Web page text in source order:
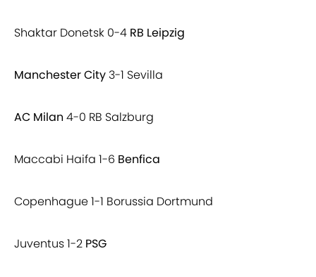
Shaktar Donetsk 0-4 RB Leipzig
Manchester City 3-1 Sevilla
AC Milan 4-0 RB Salzburg
Maccabi Haifa 1-6 Benfica
Copenhague 1-1 Borussia Dortmund
Juventus 1-2 PSG